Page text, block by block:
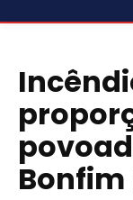
Bonfim